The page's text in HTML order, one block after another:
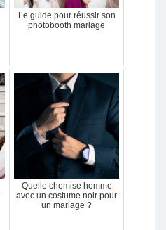
Le guide pour réussir son
photobooth mariage
Quelle chemise homme
avec un costume noir pour
un mariage ?